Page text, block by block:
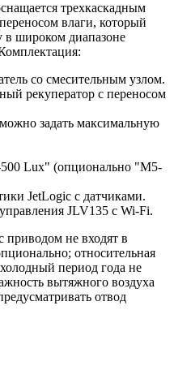
трехкаскадным
влаги, который
в широком диапазоне
со смесительным узлом.
рекуператор с переносом
задать максимальную
Lux" (опционально "M5-
JetLogic с датчиками.
JLV135 c Wi-Fi.
не входят в
относительная
период года не
вытяжного воздуха
отвод